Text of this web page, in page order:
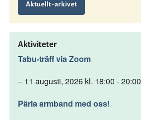
Aktuellt-arkivet
Aktiviteter
Tabu-träff via Zoom
– 11 augusti, 2026 kl. 18:00 - 20:00
Pärla armband med oss!